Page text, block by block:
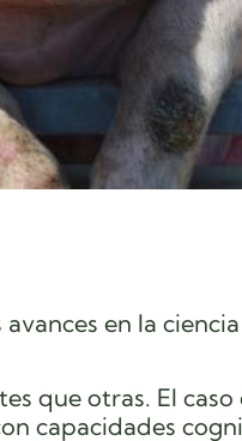
en la
que otras. El caso
capacidades